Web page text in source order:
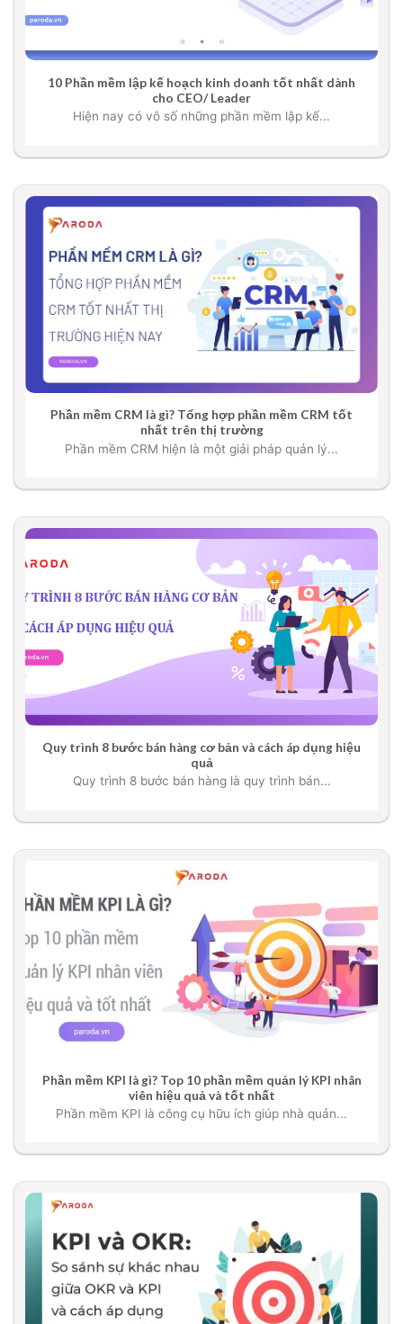
10 Phần mềm lập kế hoạch kinh doanh tốt nhất dành
cho CEO/ Leader
Hiện nay có vô số những phần mềm lập kế...
Phần mềm CRM là gì? Tổng hợp phần mềm CRM tốt
nhất trên thị trường
Phần mềm CRM hiện là một giải pháp quản lý...
Quy trình 8 bước bán hàng cơ bản và cách áp dụng hiệu
quả
Quy trình 8 bước bán hàng là quy trình bán...
Phần mềm KPI là gì? Top 10 phần mềm quản lý KPI nhân
viên hiệu quả và tốt nhất
Phần mềm KPI là công cụ hữu ích giúp nhà quản...